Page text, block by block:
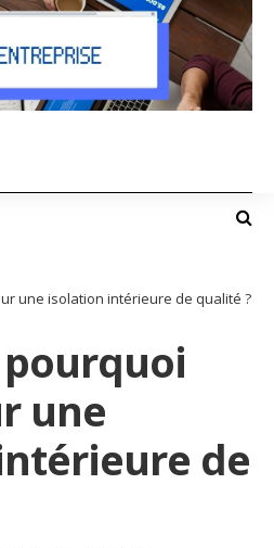
une isolation intérieure de qualité ?
une
de